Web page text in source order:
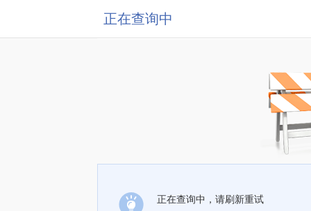
正在查询中
正在查询中，请刷新重试